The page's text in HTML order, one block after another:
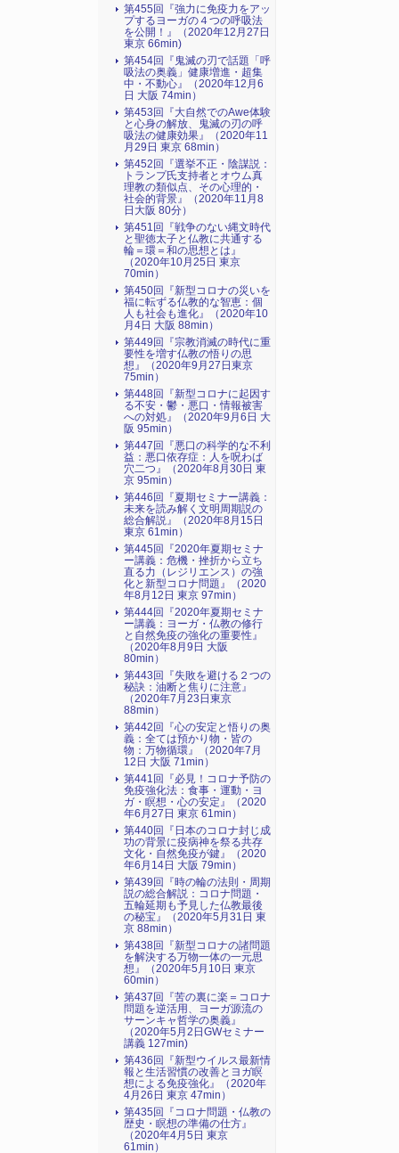
第455回『強力に免疫力をアッ
プするヨーガの４つの呼吸法
を公開！』（2020年12月27日
東京 66min)
第454回『鬼滅の刃で話題「呼
吸法の奥義」健康増進・超集
中・不動心』（2020年12月6
日 大阪 74min）
第453回『大自然でのAwe体験
と心身の解放、鬼滅の刃の呼
吸法の健康効果』（2020年11
月29日 東京 68min）
第452回『選挙不正・陰謀説：
トランプ氏支持者とオウム真
理教の類似点、その心理的・
社会的背景』（2020年11月8
日大阪 80分）
第451回『戦争のない縄文時代
と聖徳太子と仏教に共通する
輪＝環＝和の思想とは』
（2020年10月25日 東京
70min）
第450回『新型コロナの災いを
福に転ずる仏教的な智恵：個
人も社会も進化』（2020年10
月4日 大阪 88min）
第449回『宗教消滅の時代に重
要性を増す仏教の悟りの思
想』（2020年9月27日東京
75min）
第448回『新型コロナに起因す
る不安・鬱・悪口・情報被害
への対処』（2020年9月6日 大
阪 95min）
第447回『悪口の科学的な不利
益：悪口依存症：人を呪わば
穴二つ』（2020年8月30日 東
京 95min）
第446回『夏期セミナー講義：
未来を読み解く文明周期説の
総合解説』（2020年8月15日
東京 61min）
第445回『2020年夏期セミナ
ー講義：危機・挫折から立ち
直る力（レジリエンス）の強
化と新型コロナ問題』（2020
年8月12日 東京 97min）
第444回『2020年夏期セミナ
ー講義：ヨーガ・仏教の修行
と自然免疫の強化の重要性』
（2020年8月9日 大阪
80min）
第443回『失敗を避ける２つの
秘訣：油断と焦りに注意』
（2020年7月23日東京
88min）
第442回『心の安定と悟りの奥
義：全ては預かり物・皆の
物：万物循環』（2020年7月
12日 大阪 71min）
第441回『必見！コロナ予防の
免疫強化法：食事・運動・ヨ
ガ・瞑想・心の安定』（2020
年6月27日 東京 61min）
第440回『日本のコロナ封じ成
功の背景に疫病神を祭る共存
文化・自然免疫が鍵』（2020
年6月14日 大阪 79min）
第439回『時の輪の法則・周期
説の総合解説：コロナ問題・
五輪延期も予見した仏教最後
の秘宝』（2020年5月31日 東
京 88min）
第438回『新型コロナの諸問題
を解決する万物一体の一元思
想』（2020年5月10日 東京
60min）
第437回『苦の裏に楽＝コロナ
問題を逆活用、ヨーガ源流の
サーンキャ哲学の奥義』
（2020年5月2日GWセミナー
講義 127min)
第436回『新型ウイルス最新情
報と生活習慣の改善とヨガ瞑
想による免疫強化』（2020年
4月26日 東京 47min）
第435回『コロナ問題・仏教の
歴史・瞑想の準備の仕方』
（2020年4月5日 東京
61min）